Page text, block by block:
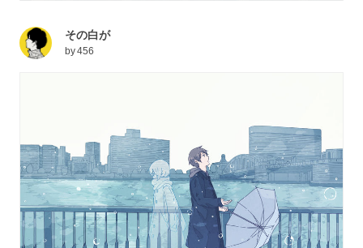
その白が
by456